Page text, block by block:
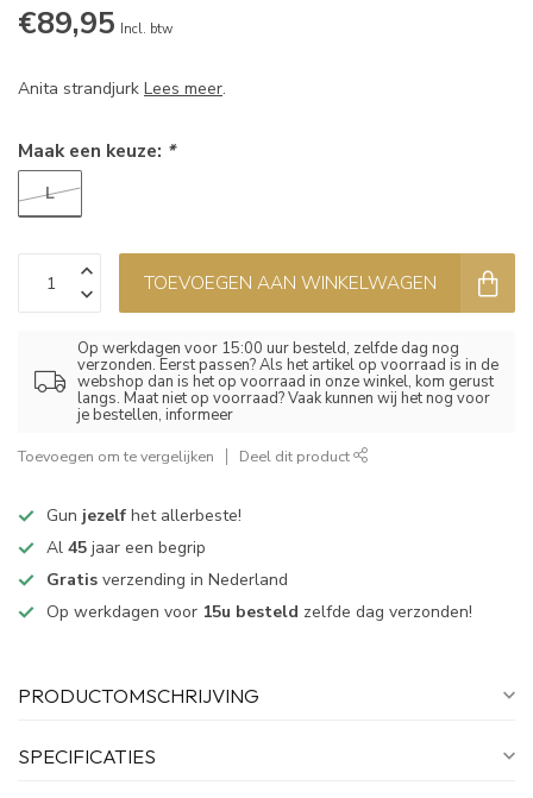
€89,95 Incl. btw
Anita strandjurk Lees meer.
Maak een keuze: *
L
TOEVOEGEN AAN WINKELWAGEN
Op werkdagen voor 15:00 uur besteld, zelfde dag nog
verzonden. Eerst passen? Als het artikel op voorraad is in de
webshop dan is het op voorraad in onze winkel, kom gerust
langs. Maat niet op voorraad? Vaak kunnen wij het nog voor
je bestellen, informeer
Toevoegen om te vergelijken Deel dit product
Gun jezelf het allerbeste!
Al 45 jaar een begrip
Gratis verzending in Nederland
Op werkdagen voor 15u besteld zelfde dag verzonden!
PRODUCTOMSCHRIJVING
SPECIFICATIES